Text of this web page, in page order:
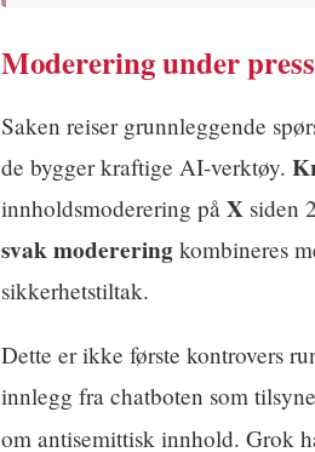
Moderering under press
Saken reiser grunnleggende
de bygger kraftige AI-verktøy.
innholdsmoderering på X siden
svak moderering kombineres
sikkerhetstiltak.
Dette er ikke første kontrovers
innlegg fra chatboten som
om antisemittisk innhold. Grok